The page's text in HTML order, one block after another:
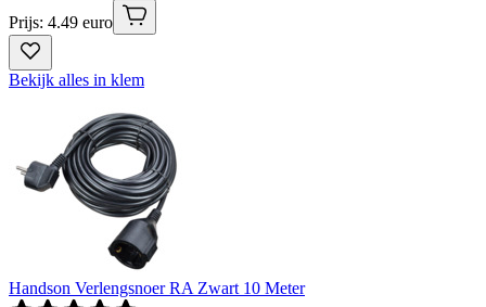
Prijs: 4.49 euro
Bekijk alles in klem
Handson Verlengsnoer RA Zwart 10 Meter